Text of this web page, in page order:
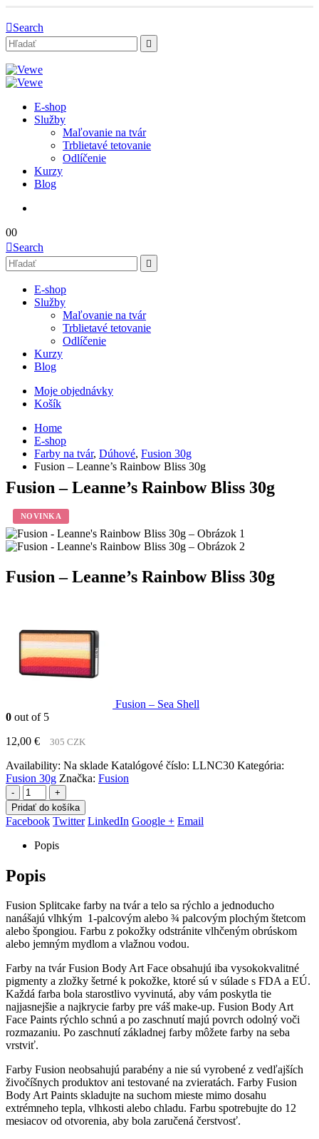
Search
E-shop
Služby
Maľovanie na tvár
Trblietavé tetovanie
Odlíčenie
Kurzy
Blog
00
Search
E-shop
Služby
Maľovanie na tvár
Trblietavé tetovanie
Odlíčenie
Kurzy
Blog
Moje objednávky
Košík
Home
E-shop
Farby na tvár, Dúhové, Fusion 30g
Fusion – Leanne’s Rainbow Bliss 30g
Fusion – Leanne’s Rainbow Bliss 30g
NOVINKA
Fusion – Leanne’s Rainbow Bliss 30g
Fusion – Sea Shell
0 out of 5
12,00 € 305 CZK
Availability: Na sklade Katalógové číslo: LLNC30 Kategória:
Fusion 30g Značka: Fusion
-
+
Pridať do košíka
Facebook Twitter LinkedIn Google + Email
Popis
Popis
Fusion Splitcake farby na tvár a telo sa rýchlo a jednoducho
nanášajú vlhkým 1-palcovým alebo ¾ palcovým plochým štetcom
alebo špongiou. Farbu z pokožky odstránite vlhčeným obrúskom
alebo jemným mydlom a vlažnou vodou.
Farby na tvár Fusion Body Art Face obsahujú iba vysokokvalitné
pigmenty a zložky šetrné k pokožke, ktoré sú v súlade s FDA a EÚ.
Každá farba bola starostlivo vyvinutá, aby vám poskytla tie
najjasnejšie a najkrycie farby pre váš make-up. Fusion Body Art
Face Paints rýchlo schnú a po zaschnutí majú povrch odolný voči
rozmazaniu. Po zaschnutí základnej farby môžete farby na seba
vrstviť.
Farby Fusion neobsahujú parabény a nie sú vyrobené z vedľajších
živočíšnych produktov ani testované na zvieratách. Farby Fusion
Body Art Paints skladujte na suchom mieste mimo dosahu
extrémneho tepla, vlhkosti alebo chladu. Farbu spotrebujte do 12
mesiacov od otvorenia, aby bola zaručená čerstvosť.